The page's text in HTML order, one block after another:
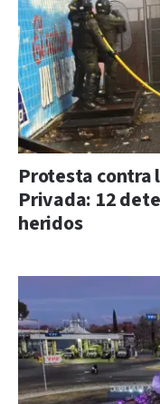
Protesta contra
Privada: 12
heridos